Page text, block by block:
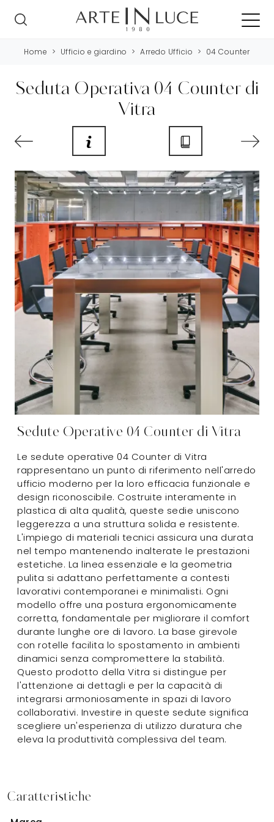
Home > Ufficio e giardino > Arredo Ufficio > 04 Counter
Seduta Operativa 04 Counter di
Vitra
Sedute Operative 04 Counter di Vitra
Le sedute operative 04 Counter di Vitra
rappresentano un punto di riferimento nell'arredo
ufficio moderno per la loro efficacia funzionale e
design riconoscibile. Costruite interamente in
plastica di alta qualità, queste sedie uniscono
leggerezza a una struttura solida e resistente.
L'impiego di materiali tecnici assicura una durata
nel tempo mantenendo inalterate le prestazioni
estetiche. La linea essenziale e la geometria
pulita si adattano perfettamente a contesti
lavorativi contemporanei e minimalisti. Ogni
modello offre una postura ergonomicamente
corretta, fondamentale per migliorare il comfort
durante lunghe ore di lavoro. La base girevole
con rotelle facilita lo spostamento in ambienti
dinamici senza compromettere la stabilità.
Questo prodotto della Vitra si distingue per
l'attenzione ai dettagli e per la capacità di
integrarsi armoniosamente in spazi di lavoro
collaborativi. Investire in queste sedute significa
scegliere un'esperienza di utilizzo duratura che
eleva la produttività complessiva del team.
Caratteristiche